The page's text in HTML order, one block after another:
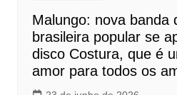
Malungo: nova banda
brasileira popular se
disco Costura, que é
amor para todos os